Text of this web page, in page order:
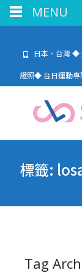
日本、台灣 ◆
證照◆ 台日運動專
標籤:
Tag
MENU